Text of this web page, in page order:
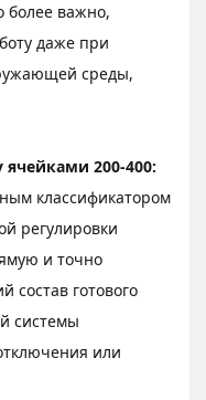
более важно,
даже при
среды,
200-400:
классификатором
регулировки
и точно
состав готового
системы
или